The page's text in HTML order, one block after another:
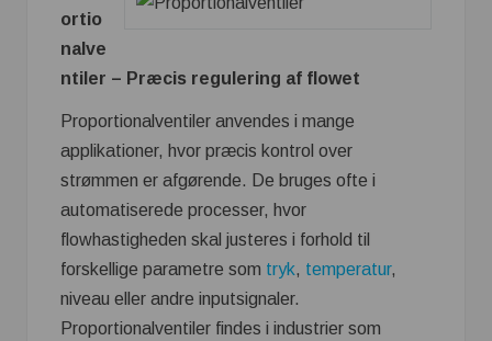
ortio
nalve
ntiler – Præcis regulering af flowet
Proportionalventiler anvendes i mange
applikationer, hvor præcis kontrol over
strømmen er afgørende. De bruges ofte i
automatiserede processer, hvor
flowhastigheden skal justeres i forhold til
forskellige parametre som tryk, temperatur,
niveau eller andre inputsignaler.
Proportionalventiler findes i industrier som